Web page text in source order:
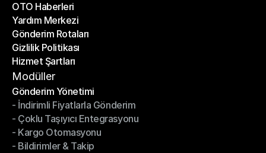
Başarı Hikayeleri
OTO Haberleri
OTO Haberleri
Yardım Merkezi
Yardım Merkezi
Gönderim Rotaları
Gönderim Rotaları
Gizlilik Politikası
Gizlilik Politikası
Hizmet Şartları
Hizmet Şartları
Modüller
Gönderim Yönetimi
Gönderim Yönetimi
- İndirimli Fiyatlarla Gönderim
- İndirimli Fiyatlarla Gönderim
- Çoklu Taşıyıcı Entegrasyonu
- Çoklu Taşıyıcı Entegrasyonu
- Kargo Otomasyonu
- Kargo Otomasyonu
- Bildirimler & Takip